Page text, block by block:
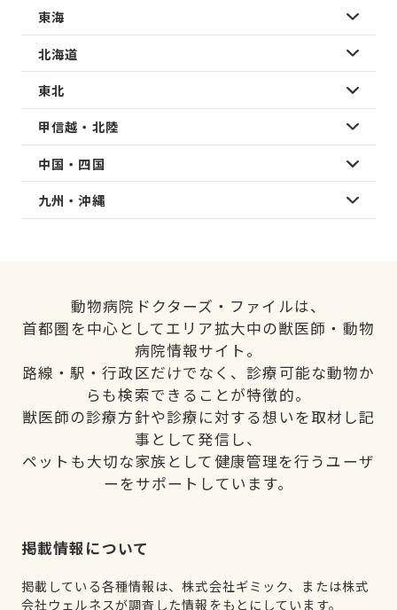
東海
北海道
東北
甲信越・北陸
中国・四国
九州・沖縄
動物病院ドクターズ・ファイルは、
首都圏を中心としてエリア拡大中の獣医師・動物
病院情報サイト。
路線・駅・行政区だけでなく、診療可能な動物か
らも検索できることが特徴的。
獣医師の診療方針や診療に対する想いを取材し記
事として発信し、
ペットも大切な家族として健康管理を行うユーザ
ーをサポートしています。
掲載情報について
掲載している各種情報は、株式会社ギミック、または株式
会社ウェルネスが調査した情報をもとにしています。